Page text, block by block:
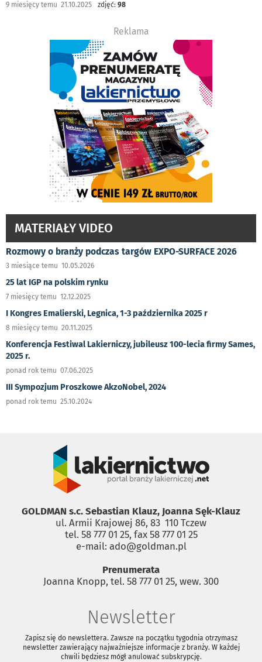
9 miesięcy temu 21.10.2025 zdjęć: 98
Reklama
MATERIAŁY VIDEO
Rozmowy o branży podczas targów EXPO-SURFACE 2026
3 miesiące temu 10.05.2026
25 lat IGP na polskim rynku
7 miesięcy temu 12.12.2025
I Kongres Emalierski, Legnica, 1-3 października 2025 r
8 miesięcy temu 20.11.2025
Konferencja Festiwal Lakierniczy, jubileusz 100-lecia firmy Sames,
2025 r.
ponad rok temu 07.06.2025
III Sympozjum Proszkowe AkzoNobel, 2024
ponad rok temu 25.10.2024
GOLDMAN s.c. Sebastian Klauz, Joanna Sęk-Klauz
ul. Armii Krajowej 86, 83 ­ 110 Tczew
tel. 58 777 01 25, fax 58 777 01 25
e-mail: ado@goldman.pl
Prenumerata
Joanna Knopp, tel. 58 777 01 25, wew. 300
Newsletter
Zapisz się do newslettera. Zawsze na początku tygodnia otrzymasz
newsletter zawierający najważniejsze informacje z branży. W każdej
chwili będziesz mógł anulować subskrypcję.